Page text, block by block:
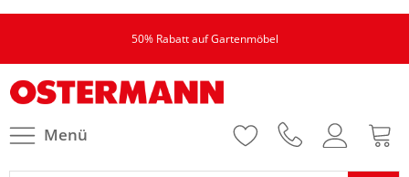
50% Rabatt auf Gartenmöbel
Menü